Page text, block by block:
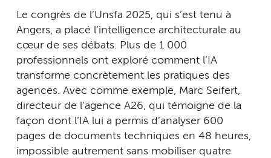
Le congrès de l’Unsfa 2025, qui s’est tenu à
Angers, a placé l’intelligence architecturale au
cœur de ses débats. Plus de 1 000
professionnels ont exploré comment l’IA
transforme concrètement les pratiques des
agences. Avec comme exemple, Marc Seifert,
directeur de l’agence A26, qui témoigne de la
façon dont l’IA lui a permis d’analyser 600
pages de documents techniques en 48 heures,
impossible autrement sans mobiliser quatre